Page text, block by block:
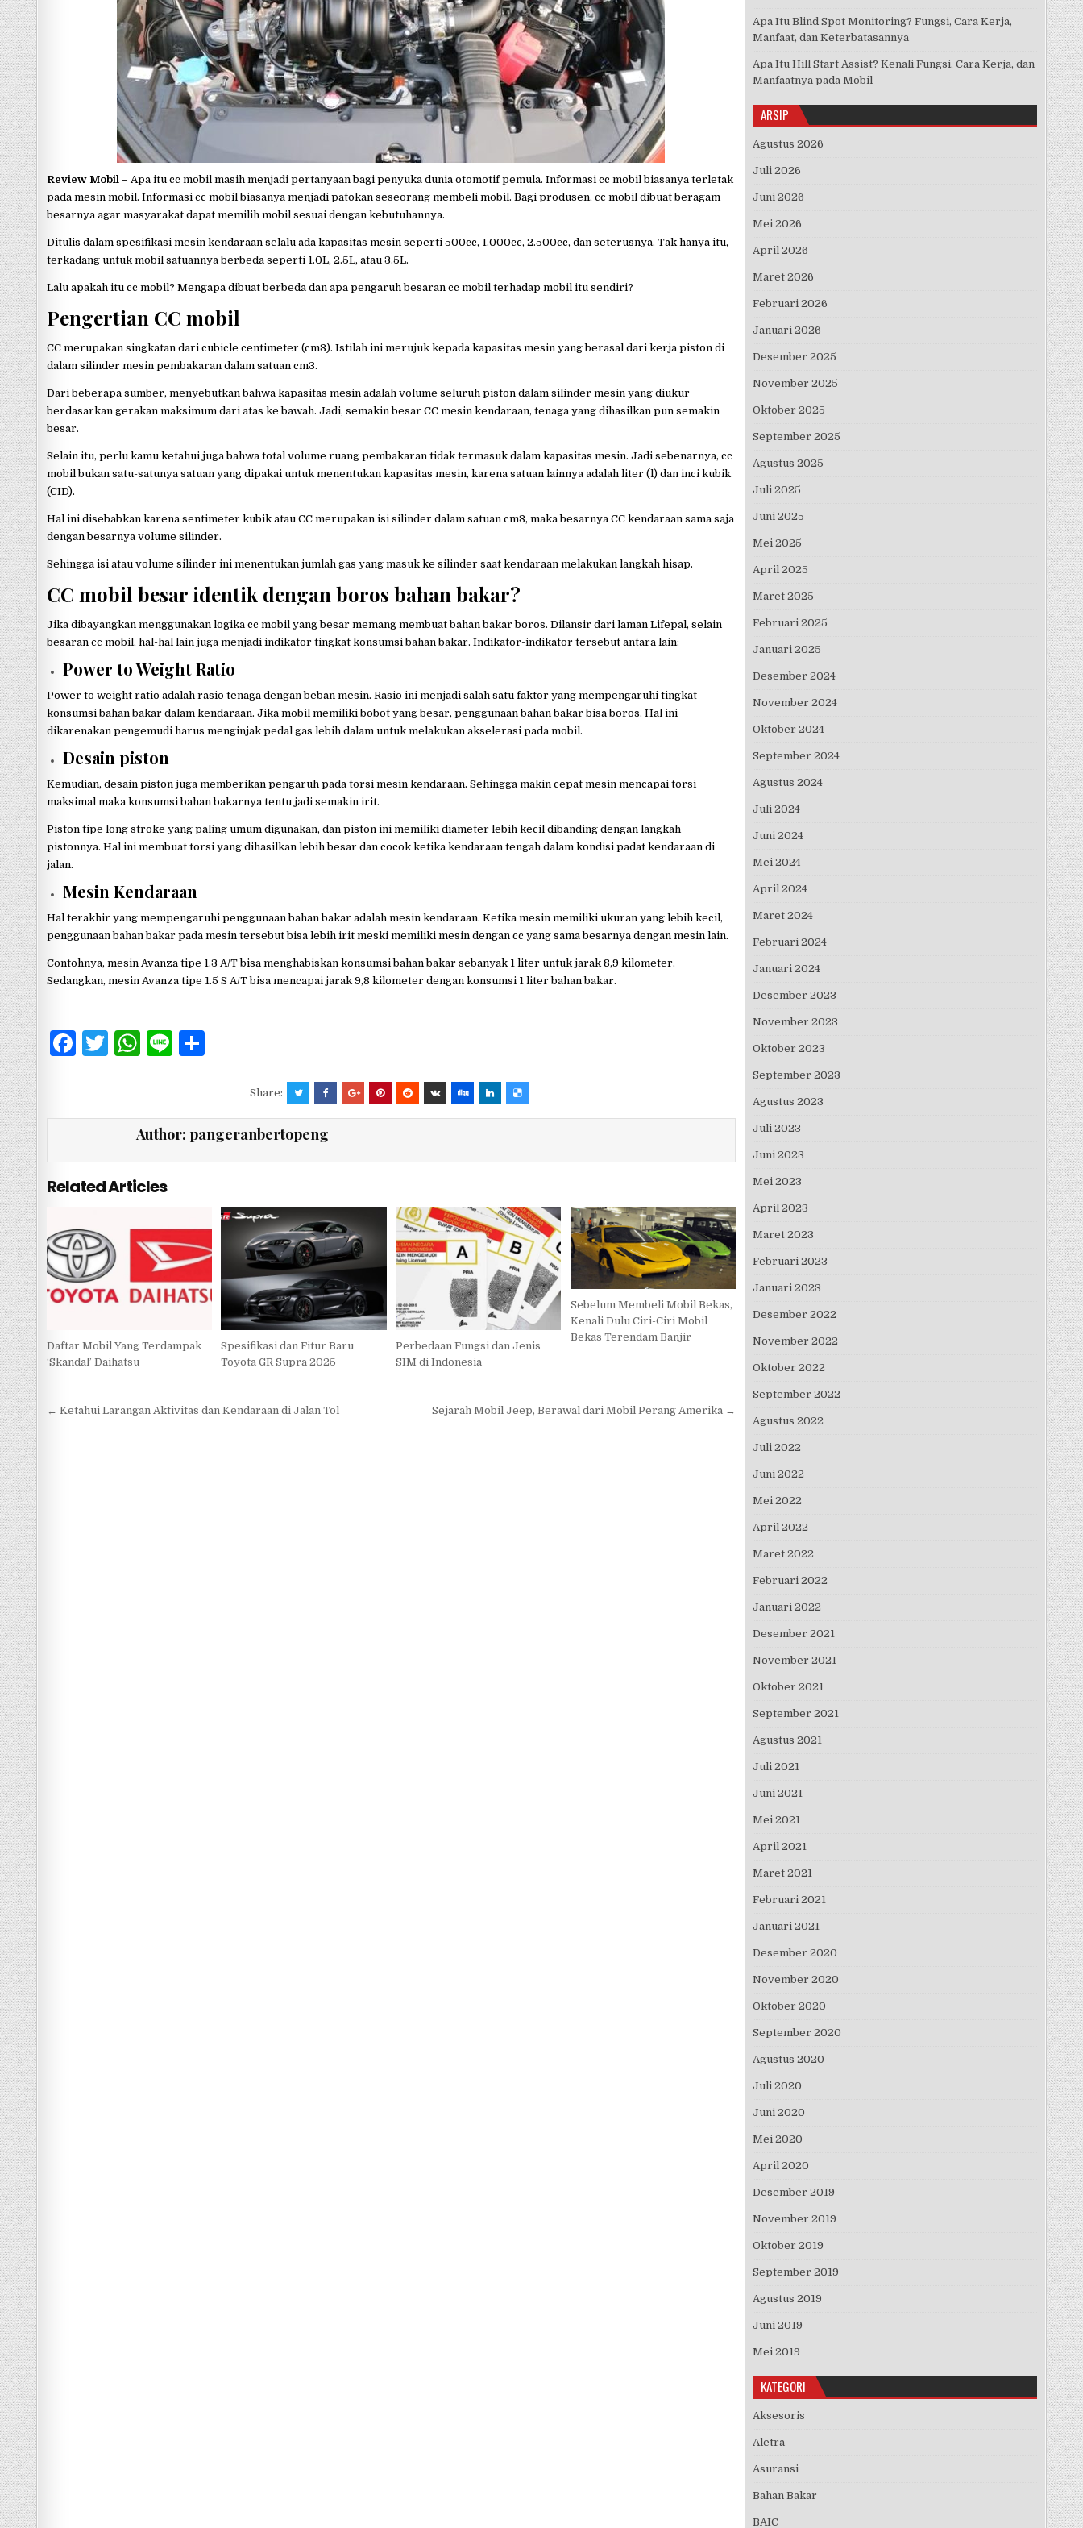
Review Mobil – Apa itu cc mobil masih menjadi pertanyaan bagi penyuka dunia otomotif pemula. Informasi cc mobil biasanya terletak
pada mesin mobil. Informasi cc mobil biasanya menjadi patokan seseorang membeli mobil. Bagi produsen, cc mobil dibuat beragam
besarnya agar masyarakat dapat memilih mobil sesuai dengan kebutuhannya.
Ditulis dalam spesifikasi mesin kendaraan selalu ada kapasitas mesin seperti 500cc, 1.000cc, 2.500cc, dan seterusnya. Tak hanya itu,
terkadang untuk mobil satuannya berbeda seperti 1.0L, 2.5L, atau 3.5L.
Lalu apakah itu cc mobil? Mengapa dibuat berbeda dan apa pengaruh besaran cc mobil terhadap mobil itu sendiri?
Pengertian CC mobil
CC merupakan singkatan dari cubicle centimeter (cm3). Istilah ini merujuk kepada kapasitas mesin yang berasal dari kerja piston di
dalam silinder mesin pembakaran dalam satuan cm3.
Dari beberapa sumber, menyebutkan bahwa kapasitas mesin adalah volume seluruh piston dalam silinder mesin yang diukur
berdasarkan gerakan maksimum dari atas ke bawah. Jadi, semakin besar CC mesin kendaraan, tenaga yang dihasilkan pun semakin
besar.
Selain itu, perlu kamu ketahui juga bahwa total volume ruang pembakaran tidak termasuk dalam kapasitas mesin. Jadi sebenarnya, cc
mobil bukan satu-satunya satuan yang dipakai untuk menentukan kapasitas mesin, karena satuan lainnya adalah liter (l) dan inci kubik
(CID).
Hal ini disebabkan karena sentimeter kubik atau CC merupakan isi silinder dalam satuan cm3, maka besarnya CC kendaraan sama saja
dengan besarnya volume silinder.
Sehingga isi atau volume silinder ini menentukan jumlah gas yang masuk ke silinder saat kendaraan melakukan langkah hisap.
CC mobil besar identik dengan boros bahan bakar?
Jika dibayangkan menggunakan logika cc mobil yang besar memang membuat bahan bakar boros. Dilansir dari laman Lifepal, selain
besaran cc mobil, hal-hal lain juga menjadi indikator tingkat konsumsi bahan bakar. Indikator-indikator tersebut antara lain:
Power to Weight Ratio
Power to weight ratio adalah rasio tenaga dengan beban mesin. Rasio ini menjadi salah satu faktor yang mempengaruhi tingkat
konsumsi bahan bakar dalam kendaraan. Jika mobil memiliki bobot yang besar, penggunaan bahan bakar bisa boros. Hal ini
dikarenakan pengemudi harus menginjak pedal gas lebih dalam untuk melakukan akselerasi pada mobil.
Desain piston
Kemudian, desain piston juga memberikan pengaruh pada torsi mesin kendaraan. Sehingga makin cepat mesin mencapai torsi
maksimal maka konsumsi bahan bakarnya tentu jadi semakin irit.
Piston tipe long stroke yang paling umum digunakan, dan piston ini memiliki diameter lebih kecil dibanding dengan langkah
pistonnya. Hal ini membuat torsi yang dihasilkan lebih besar dan cocok ketika kendaraan tengah dalam kondisi padat kendaraan di
jalan.
Mesin Kendaraan
Hal terakhir yang mempengaruhi penggunaan bahan bakar adalah mesin kendaraan. Ketika mesin memiliki ukuran yang lebih kecil,
penggunaan bahan bakar pada mesin tersebut bisa lebih irit meski memiliki mesin dengan cc yang sama besarnya dengan mesin lain.
Contohnya, mesin Avanza tipe 1.3 A/T bisa menghabiskan konsumsi bahan bakar sebanyak 1 liter untuk jarak 8,9 kilometer.
Sedangkan, mesin Avanza tipe 1.5 S A/T bisa mencapai jarak 9,8 kilometer dengan konsumsi 1 liter bahan bakar.
F
e
o
o
k
T
te
W
s
A
p
p
Li S
e
Share:
Author: pangeranbertopeng
Related Articles
Daftar Mobil Yang Terdampak
‘Skandal’ Daihatsu
Spesifikasi dan Fitur Baru
Toyota GR Supra 2025
Perbedaan Fungsi dan Jenis
SIM di Indonesia
Sebelum Membeli Mobil Bekas,
Kenali Dulu Ciri-Ciri Mobil
Bekas Terendam Banjir
Navigasi
← Ketahui Larangan Aktivitas dan Kendaraan di Jalan Tol Sejarah Mobil Jeep, Berawal dari Mobil Perang Amerika →
Apa Itu Blind Spot Monitoring? Fungsi, Cara Kerja,
Manfaat, dan Keterbatasannya
Apa Itu Hill Start Assist? Kenali Fungsi, Cara Kerja, dan
Manfaatnya pada Mobil
ARSIP
Agustus 2026
Juli 2026
Juni 2026
Mei 2026
April 2026
Maret 2026
Februari 2026
Januari 2026
Desember 2025
November 2025
Oktober 2025
September 2025
Agustus 2025
Juli 2025
Juni 2025
Mei 2025
April 2025
Maret 2025
Februari 2025
Januari 2025
Desember 2024
November 2024
Oktober 2024
September 2024
Agustus 2024
Juli 2024
Juni 2024
Mei 2024
April 2024
Maret 2024
Februari 2024
Januari 2024
Desember 2023
November 2023
Oktober 2023
September 2023
Agustus 2023
Juli 2023
Juni 2023
Mei 2023
April 2023
Maret 2023
Februari 2023
Januari 2023
Desember 2022
November 2022
Oktober 2022
September 2022
Agustus 2022
Juli 2022
Juni 2022
Mei 2022
April 2022
Maret 2022
Februari 2022
Januari 2022
Desember 2021
November 2021
Oktober 2021
September 2021
Agustus 2021
Juli 2021
Juni 2021
Mei 2021
April 2021
Maret 2021
Februari 2021
Januari 2021
Desember 2020
November 2020
Oktober 2020
September 2020
Agustus 2020
Juli 2020
Juni 2020
Mei 2020
April 2020
Desember 2019
November 2019
Oktober 2019
September 2019
Agustus 2019
Juni 2019
Mei 2019
KATEGORI
Aksesoris
Aletra
Asuransi
Bahan Bakar
BAIC